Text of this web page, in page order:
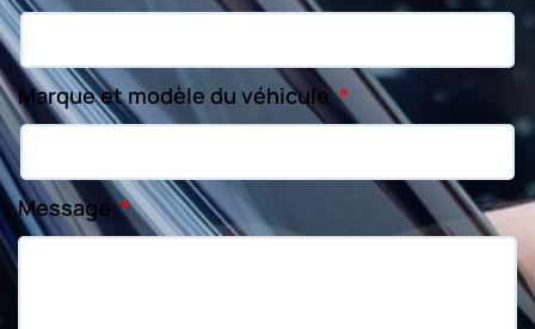
Marque et modèle du véhicule
Message